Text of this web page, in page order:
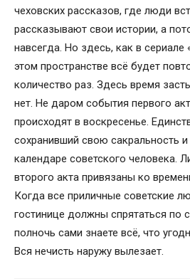
чеховских рассказов, где люди
рассказывают свои истории, а
навсегда. Но здесь, как в сериале
этом пространстве всё будет
количество раз. Здесь время
нет. Не даром события первого
происходят в воскресенье.
сохранивший свою сакральность
календаре советского человека.
второго акта привязаны ко
Когда все приличные советские
гостинице должны спрятаться по
полночь сами знаете всё, что
Вся нечисть наружу вылезает.